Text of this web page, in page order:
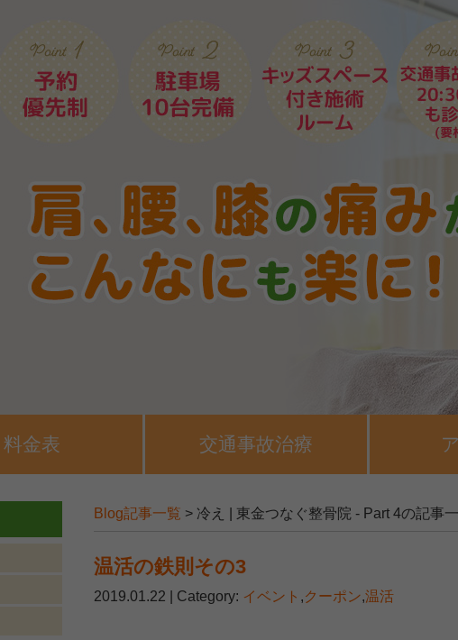
料金表 交通事故治療
Blog記事一覧 > 冷え | 東金つなぐ整骨院 - Part 4の記事
温活の鉄則その3
2019.01.22 | Category: イベント ,クーポン,温活